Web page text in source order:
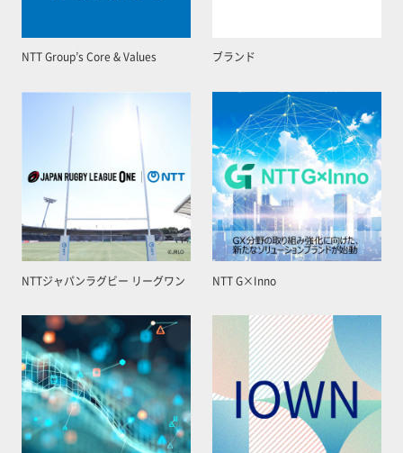
NTT Group’s Core & Values ブランド
NTTジャパンラグビー リーグワン NTT G×Inno